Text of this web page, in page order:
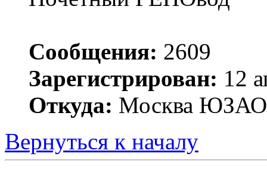
Сообщения: 2609
Зарегистрирован: 12
Откуда: Москва ЮЗАО
Вернуться к началу